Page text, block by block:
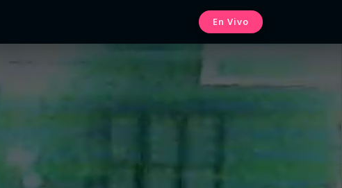
En Vivo